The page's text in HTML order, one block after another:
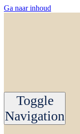
Ga naar inhoud
Toggle
Navigation